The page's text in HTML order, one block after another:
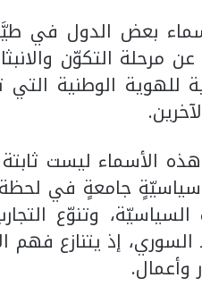
بعض الدول في
مرحلة التكوّن
للهوية الوطنية
هذه الأسماء ليست
جامعةٍ في
السياسيّة، وتنوّع
إذ يتنازع
وأعمال.